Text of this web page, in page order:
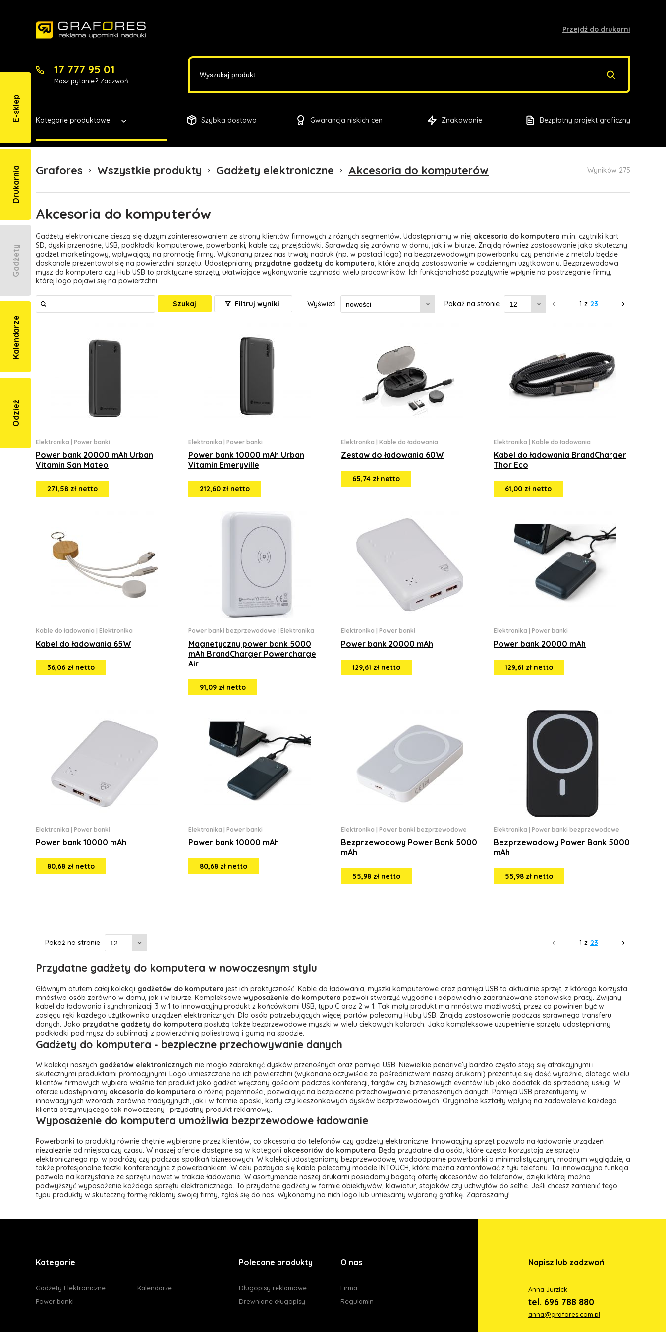
Przejdź do drukarni
17 777 95 01
Masz pytanie? Zadzwoń
Kategorie produktowe Szybka dostawa Gwarancja niskich cen Znakowanie Bezpłatny projekt graficzny
Grafores Wszystkie produkty Gadżety elektroniczne Akcesoria do komputerów Wyników 275
Akcesoria do komputerów
Gadżety elektroniczne cieszą się dużym zainteresowaniem ze strony klientów firmowych z różnych segmentów. Udostępniamy w niej akcesoria do komputera m.in. czytniki kart
SD, dyski przenośne, USB, podkładki komputerowe, powerbanki, kable czy przejściówki. Sprawdzą się zarówno w domu, jak i w biurze. Znajdą również zastosowanie jako skuteczny
gadżet marketingowy, wpływający na promocję firmy. Wykonany przez nas trwały nadruk (np. w postaci logo) na bezprzewodowym powerbanku czy pendrivie z metalu będzie
doskonale prezentował się na powierzchni sprzętu. Udostępniamy przydatne gadżety do komputera, które znajdą zastosowanie w codziennym użytkowaniu. Bezprzewodowa
mysz do komputera czy Hub USB to praktyczne sprzęty, ułatwiające wykonywanie czynności wielu pracowników. Ich funkcjonalność pozytywnie wpłynie na postrzeganie firmy,
której logo pojawi się na powierzchni.
Szukaj Filtruj wyniki Wyświetl Pokaż na stronie 1 z 23
Elektronika Power banki
Power bank 20000 mAh Urban
Vitamin San Mateo
271,58 zł netto
Elektronika Power banki
Power bank 10000 mAh Urban
Vitamin Emeryville
212,60 zł netto
Elektronika Kable do ładowania
Zestaw do ładowania 60W
65,74 zł netto
Elektronika Kable do ładowania
Kabel do ładowania BrandCharger
Thor Eco
61,00 zł netto
Kable do ładowania Elektronika
Kabel do ładowania 65W
36,06 zł netto
Power banki bezprzewodowe Elektronika
Magnetyczny power bank 5000
mAh BrandCharger Powercharge
Air
91,09 zł netto
Elektronika Power banki
Power bank 20000 mAh
129,61 zł netto
Elektronika Power banki
Power bank 20000 mAh
129,61 zł netto
Elektronika Power banki
Power bank 10000 mAh
80,68 zł netto
Elektronika Power banki
Power bank 10000 mAh
80,68 zł netto
Elektronika Power banki bezprzewodowe
Bezprzewodowy Power Bank 5000
mAh
55,98 zł netto
Elektronika Power banki bezprzewodowe
Bezprzewodowy Power Bank 5000
mAh
55,98 zł netto
Pokaż na stronie 1 z 23
Przydatne gadżety do komputera w nowoczesnym stylu
Głównym atutem całej kolekcji gadżetów do komputera jest ich praktyczność. Kable do ładowania, myszki komputerowe oraz pamięci USB to aktualnie sprzęt, z którego korzysta
mnóstwo osób zarówno w domu, jak i w biurze. Kompleksowe wyposażenie do komputera pozwoli stworzyć wygodne i odpowiednio zaaranżowane stanowisko pracy. Zwijany
kabel do ładowania i synchronizacji 3 w 1 to innowacyjny produkt z końcówkami USB, typu C oraz 2 w 1. Tak mały produkt ma mnóstwo możliwości, przez co powinien być w
zasięgu ręki każdego użytkownika urządzeń elektronicznych. Dla osób potrzebujących więcej portów polecamy Huby USB. Znajdą zastosowanie podczas sprawnego transferu
danych. Jako przydatne gadżety do komputera posłużą także bezprzewodowe myszki w wielu ciekawych kolorach. Jako kompleksowe uzupełnienie sprzętu udostępniamy
podkładki pod mysz do sublimacji z powierzchnią poliestrową i gumą na spodzie.
Gadżety do komputera - bezpieczne przechowywanie danych
W kolekcji naszych gadżetów elektronicznych nie mogło zabraknąć dysków przenośnych oraz pamięci USB. Niewielkie pendrive’y bardzo często stają się atrakcyjnymi i
skutecznymi produktami promocyjnymi. Logo umieszczone na ich powierzchni (wykonane oczywiście za pośrednictwem naszej drukarni) prezentuje się dość wyraźnie, dlatego wielu
klientów firmowych wybiera właśnie ten produkt jako gadżet wręczany gościom podczas konferencji, targów czy biznesowych eventów lub jako dodatek do sprzedanej usługi. W
ofercie udostępniamy akcesoria do komputera o różnej pojemności, pozwalając na bezpieczne przechowywanie przenoszonych danych. Pamięci USB prezentujemy w
innowacyjnych wzorach, zarówno tradycyjnych, jak i w formie opaski, karty czy kieszonkowych dysków bezprzewodowych. Oryginalne kształty wpłyną na zadowolenie każdego
klienta otrzymującego tak nowoczesny i przydatny produkt reklamowy.
Wyposażenie do komputera umożliwia bezprzewodowe ładowanie
Powerbanki to produkty równie chętnie wybierane przez klientów, co akcesoria do telefonów czy gadżety elektroniczne. Innowacyjny sprzęt pozwala na ładowanie urządzeń
niezależnie od miejsca czy czasu. W naszej ofercie dostępne są w kategorii akcesoriów do komputera. Będą przydatne dla osób, które często korzystają ze sprzętu
elektronicznego np. w podróży czy podczas spotkań biznesowych. W kolekcji udostępniamy bezprzewodowe, wodoodporne powerbanki o minimalistycznym, modnym wyglądzie, a
także profesjonalne teczki konferencyjne z powerbankiem. W celu pozbycia się kabla polecamy modele INTOUCH, które można zamontować z tyłu telefonu. Ta innowacyjna funkcja
pozwala na korzystanie ze sprzętu nawet w trakcie ładowania. W asortymencie naszej drukarni posiadamy bogatą ofertę akcesoriów do telefonów, dzięki której można
podwyższyć wyposażenie każdego sprzętu elektronicznego. To przydatne gadżety w formie obiektywów, klawiatur, stojaków czy uchwytów do selfie. Jeśli chcesz zamienić tego
typu produkty w skuteczną formę reklamy swojej firmy, zgłoś się do nas. Wykonamy na nich logo lub umieścimy wybraną grafikę. Zapraszamy!
Kategorie
Gadżety Elektroniczne
Kalendarze
Power banki
Polecane produkty
Długopisy reklamowe
Drewniane długopisy
O nas
Firma
Regulamin
Napisz lub zadzwoń
Anna Jurzick
tel. 696 788 880
anna@grafores.com.pl
E-sklep
Drukarnia
Gadżety
Kalendarze
Odzież